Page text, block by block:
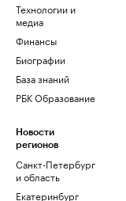
Технологии и
медиа
Финансы
Биографии
База знаний
РБК Образование
Новости
регионов
Санкт-Петербург
и область
Екатеринбург